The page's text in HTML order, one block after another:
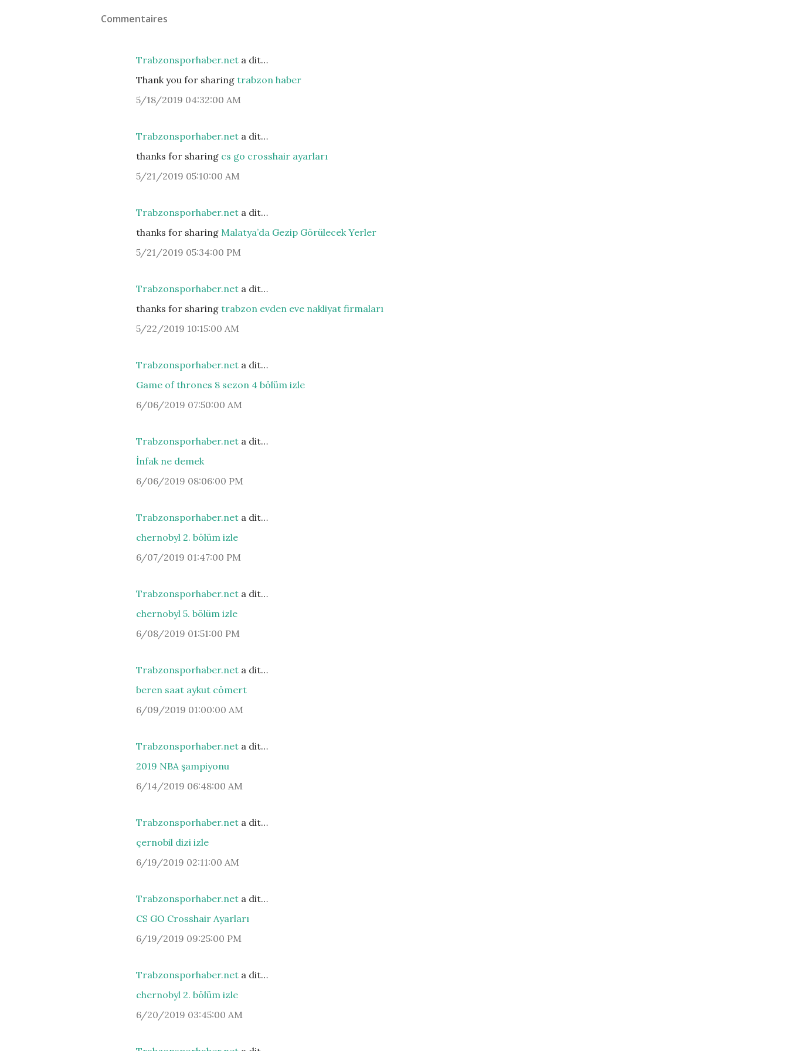
Commentaires
Trabzonsporhaber.net a dit…
Thank you for sharing trabzon haber
5/18/2019 04:32:00 AM
Trabzonsporhaber.net a dit…
thanks for sharing cs go crosshair ayarları
5/21/2019 05:10:00 AM
Trabzonsporhaber.net a dit…
thanks for sharing Malatya’da Gezip Görülecek Yerler
5/21/2019 05:34:00 PM
Trabzonsporhaber.net a dit…
thanks for sharing trabzon evden eve nakliyat firmaları
5/22/2019 10:15:00 AM
Trabzonsporhaber.net a dit…
Game of thrones 8 sezon 4 bölüm izle
6/06/2019 07:50:00 AM
Trabzonsporhaber.net a dit…
İnfak ne demek
6/06/2019 08:06:00 PM
Trabzonsporhaber.net a dit…
chernobyl 2. bölüm izle
6/07/2019 01:47:00 PM
Trabzonsporhaber.net a dit…
chernobyl 5. bölüm izle
6/08/2019 01:51:00 PM
Trabzonsporhaber.net a dit…
beren saat aykut cömert
6/09/2019 01:00:00 AM
Trabzonsporhaber.net a dit…
2019 NBA şampiyonu
6/14/2019 06:48:00 AM
Trabzonsporhaber.net a dit…
çernobil dizi izle
6/19/2019 02:11:00 AM
Trabzonsporhaber.net a dit…
CS GO Crosshair Ayarları
6/19/2019 09:25:00 PM
Trabzonsporhaber.net a dit…
chernobyl 2. bölüm izle
6/20/2019 03:45:00 AM